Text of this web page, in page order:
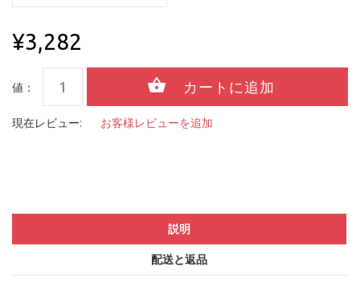
¥3,282
値：
現在レビュー: お客様レビューを追加
説明
配送と返品